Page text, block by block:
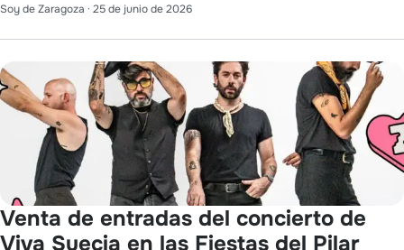
Soy de Zaragoza · 25 de junio de 2026
Venta de entradas del concierto de
Viva Suecia en las Fiestas del Pilar